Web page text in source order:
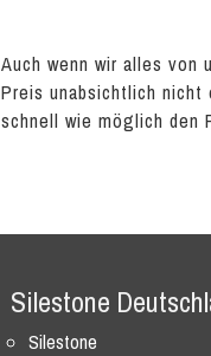
Auch wenn wir alles von
Preis unabsichtlich
schnell wie möglich den
Silestone
Silestone